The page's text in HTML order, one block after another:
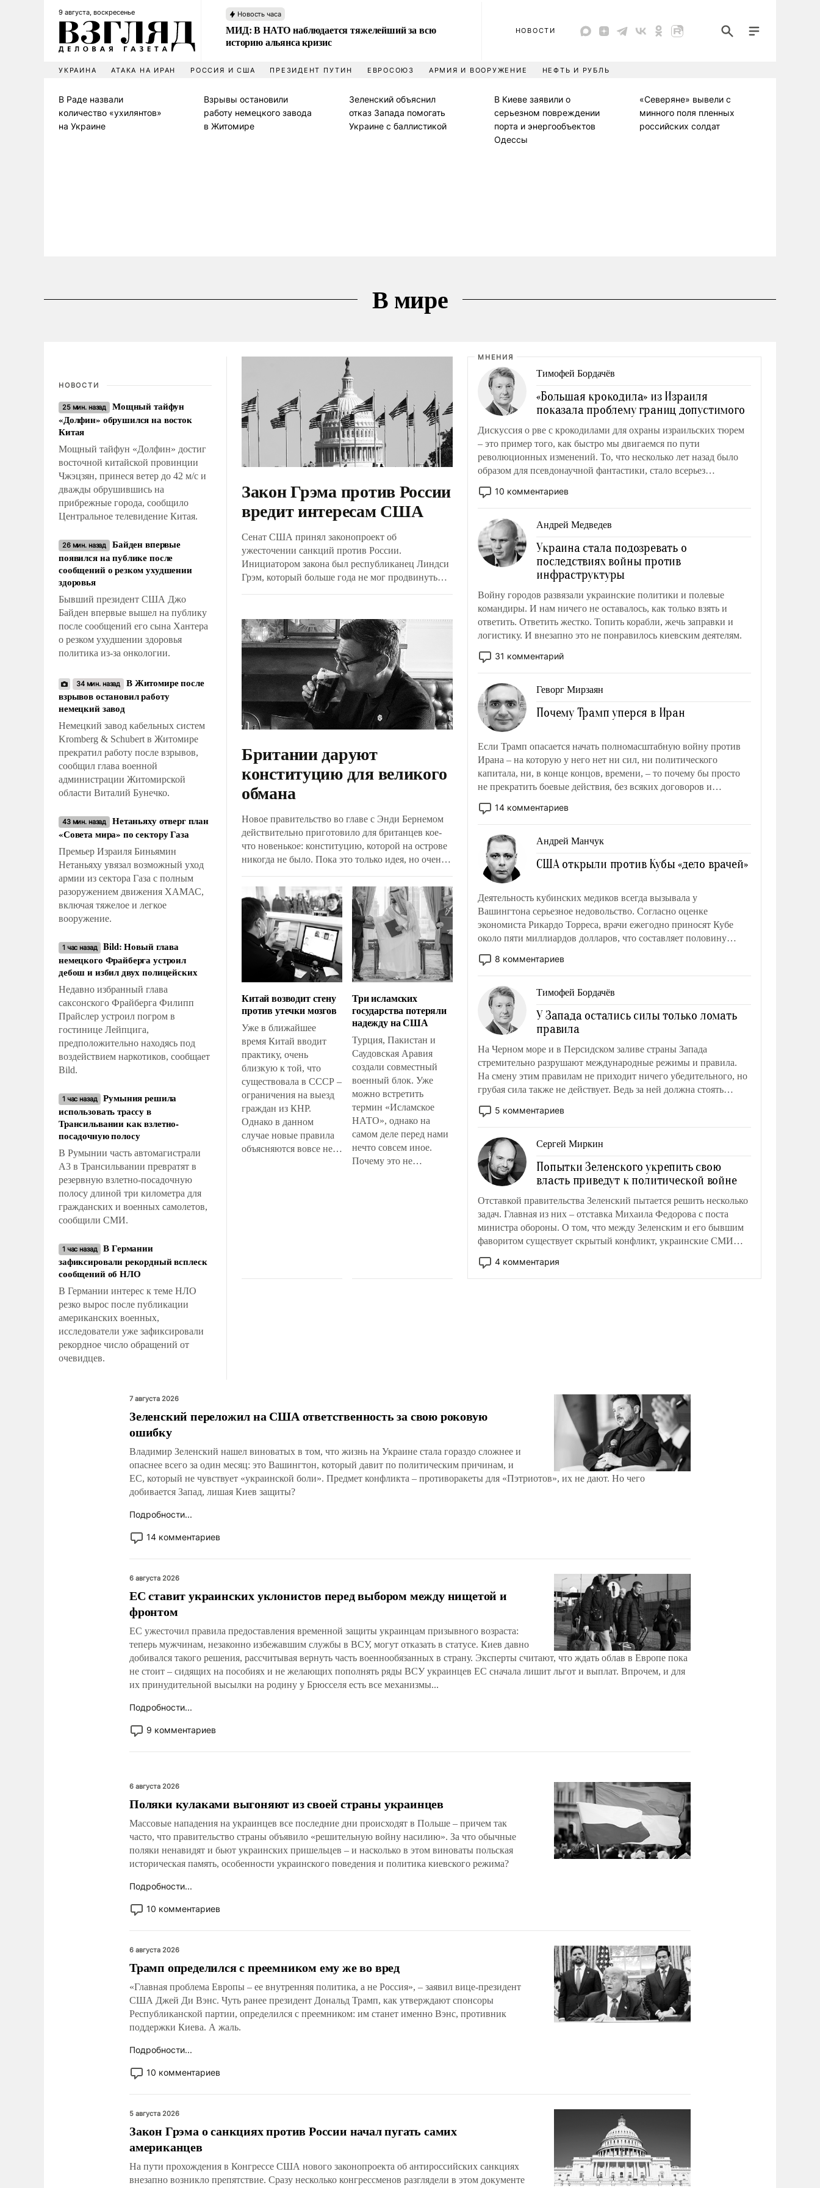
9 августа, воскресенье Новость часа
МИД: В НАТО наблюдается тяжелейший за всю
историю альянса кризис
НОВОСТИ
УКРАИНА АТАКА НА ИРАН РОССИЯ И США ПРЕЗИДЕНТ ПУТИН ЕВРОСОЮЗ АРМИЯ И ВООРУЖЕНИЕ НЕФТЬ И РУБЛЬ
В Раде назвали
количество «ухилянтов»
на Украине
Взрывы остановили
работу немецкого завода
в Житомире
Зеленский объяснил
отказ Запада помогать
Украине с баллистикой
В Киеве заявили о
серьезном повреждении
порта и энергообъектов
Одессы
«Северяне» вывели с
минного поля пленных
российских солдат
В мире
НОВОСТИ
25 мин. назад
Мощный тайфун
«Долфин» обрушился на восток
Китая
Мощный тайфун «Долфин» достиг
восточной китайской провинции
Чжэцзян, принеся ветер до 42 м/с и
дважды обрушившись на
прибрежные города, сообщило
Центральное телевидение Китая.
26 мин. назад
Байден впервые
появился на публике после
сообщений о резком ухудшении
здоровья
Бывший президент США Джо
Байден впервые вышел на публику
после сообщений его сына Хантера
о резком ухудшении здоровья
политика из-за онкологии.
34 мин. назад
В Житомире после
взрывов остановил работу
немецкий завод
Немецкий завод кабельных систем
Kromberg & Schubert в Житомире
прекратил работу после взрывов,
сообщил глава военной
администрации Житомирской
области Виталий Бунечко.
43 мин. назад
Нетаньяху отверг план
«Совета мира» по сектору Газа
Премьер Израиля Биньямин
Нетаньяху увязал возможный уход
армии из сектора Газа с полным
разоружением движения ХАМАС,
включая тяжелое и легкое
вооружение.
1 час назад
Bild: Новый глава
немецкого Фрайберга устроил
дебош и избил двух полицейских
Недавно избранный глава
саксонского Фрайберга Филипп
Прайслер устроил погром в
гостинице Лейпцига,
предположительно находясь под
воздействием наркотиков, сообщает
Bild.
1 час назад
Румыния решила
использовать трассу в
Трансильвании как взлетно-
посадочную полосу
В Румынии часть автомагистрали
А3 в Трансильвании превратят в
резервную взлетно-посадочную
полосу длиной три километра для
гражданских и военных самолетов,
сообщили СМИ.
1 час назад
В Германии
зафиксировали рекордный всплеск
сообщений об НЛО
В Германии интерес к теме НЛО
резко вырос после публикации
американских военных,
исследователи уже зафиксировали
рекордное число обращений от
очевидцев.
Закон Грэма против России
вредит интересам США
Сенат США принял законопроект об
ужесточении санкций против России.
Инициатором закона был республиканец Линдси
Грэм, который больше года не мог продвинуть
сводится к оказанию дополнительного давления
на крупных покупателей российских
энергоресурсов. Какие ответные меры может
предпринять Москва для защиты своих доходов?
Британии даруют
конституцию для великого
обмана
Новое правительство во главе с Энди Бернемом
действительно приготовило для британцев кое-
что новенькое: конституцию, которой на острове
никогда не было. Пока это только идея, но очень
когда это действительно нужно.
Китай возводит стену
против утечки мозгов
Уже в ближайшее
время Китай вводит
практику, очень
близкую к той, что
существовала в СССР –
ограничения на выезд
граждан из КНР.
Однако в данном
случае новые правила
объясняются вовсе не
Три исламских
государства потеряли
надежду на США
Турция, Пакистан и
Саудовская Аравия
создали совместный
военный блок. Уже
можно встретить
термин «Исламское
НАТО», однако на
самом деле перед нами
нечто совсем иное.
Почему это не
МНЕНИЯ
Тимофей Бордачёв
«Большая крокодила» из Израиля
показала проблему границ допустимого
Дискуссия о рве с крокодилами для охраны израильских тюрем
– это пример того, как быстро мы двигаемся по пути
революционных изменений. То, что несколько лет назад было
образом для псевдонаучной фантастики, стало всерьез
10 комментариев
Андрей Медведев
Украина стала подозревать о
последствиях войны против
инфраструктуры
Войну городов развязали украинские политики и полевые
командиры. И нам ничего не оставалось, как только взять и
ответить. Ответить жестко. Топить корабли, жечь заправки и
логистику. И внезапно это не понравилось киевским деятелям.
31 комментарий
Геворг Мирзаян
Почему Трамп уперся в Иран
Если Трамп опасается начать полномасштабную войну против
Ирана – на которую у него нет ни сил, ни политического
капитала, ни, в конце концов, времени, – то почему бы просто
не прекратить боевые действия, без всяких договоров и
западоцентричный мир.
14 комментариев
Андрей Манчук
США открыли против Кубы «дело врачей»
Деятельность кубинских медиков всегда вызывала у
Вашингтона серьезное недовольство. Согласно оценке
экономиста Рикардо Торреса, врачи ежегодно приносят Кубе
около пяти миллиардов долларов, что составляет половину
средством в борьбе против американской блокады.
8 комментариев
Тимофей Бордачёв
У Запада остались силы только ломать
правила
На Черном море и в Персидском заливе страны Запада
стремительно разрушают международные режимы и правила.
На смену этим правилам не приходит ничего убедительного, но
грубая сила также не действует. Ведь за ней должна стоять
5 комментариев
Сергей Миркин
Попытки Зеленского укрепить свою
власть приведут к политической войне
Отставкой правительства Зеленский пытается решить несколько
задач. Главная из них – отставка Михаила Федорова с поста
министра обороны. О том, что между Зеленским и его бывшим
фаворитом существует скрытый конфликт, украинские СМИ
4 комментария
7 августа 2026
Зеленский переложил на США ответственность за свою роковую
ошибку
Владимир Зеленский нашел виноватых в том, что жизнь на Украине стала гораздо сложнее и
опаснее всего за один месяц: это Вашингтон, который давит по политическим причинам, и
ЕС, который не чувствует «украинской боли». Предмет конфликта – противоракеты для «Пэтриотов», их не дают. Но чего
добивается Запад, лишая Киев защиты?
Подробности...
14 комментариев
6 августа 2026
ЕС ставит украинских уклонистов перед выбором между нищетой и
фронтом
ЕС ужесточил правила предоставления временной защиты украинцам призывного возраста:
теперь мужчинам, незаконно избежавшим службы в ВСУ, могут отказать в статусе. Киев давно
добивался такого решения, рассчитывая вернуть часть военнообязанных в страну. Эксперты считают, что ждать облав в Европе пока
не стоит – сидящих на пособиях и не желающих пополнять ряды ВСУ украинцев ЕС сначала лишит льгот и выплат. Впрочем, и для
их принудительной высылки на родину у Брюсселя есть все механизмы...
Подробности...
9 комментариев
6 августа 2026
Поляки кулаками выгоняют из своей страны украинцев
Массовые нападения на украинцев все последние дни происходят в Польше – причем так
часто, что правительство страны объявило «решительную войну насилию». За что обычные
поляки ненавидят и бьют украинских пришельцев – и насколько в этом виноваты польская
историческая память, особенности украинского поведения и политика киевского режима?
Подробности...
10 комментариев
6 августа 2026
Трамп определился с преемником ему же во вред
«Главная проблема Европы – ее внутренняя политика, а не Россия», – заявил вице-президент
США Джей Ди Вэнс. Чуть ранее президент Дональд Трамп, как утверждают спонсоры
Республиканской партии, определился с преемником: им станет именно Вэнс, противник
поддержки Киева. А жаль.
Подробности...
10 комментариев
5 августа 2026
Закон Грэма о санкциях против России начал пугать самих
американцев
На пути прохождения в Конгрессе США нового законопроекта об антироссийских санкциях
внезапно возникло препятствие. Сразу несколько конгрессменов разглядели в этом документе